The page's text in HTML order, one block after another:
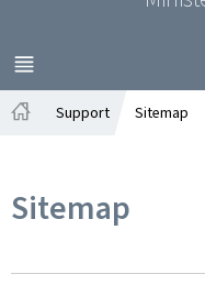
MENÜ
HAUPT-
Support Sitemap
Sitemap